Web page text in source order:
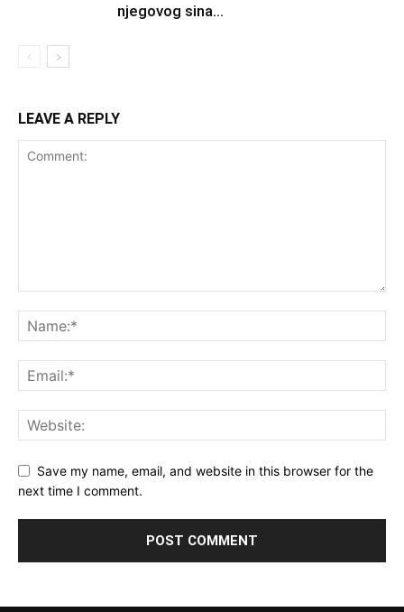
njegovog sina...
LEAVE A REPLY
Save my name, email, and website in this browser for the
next time I comment.